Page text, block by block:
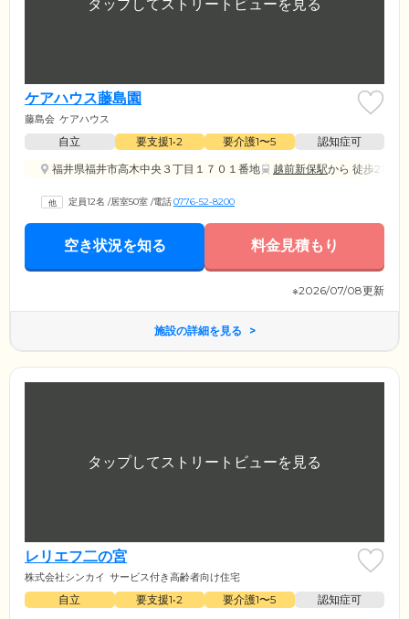
ケアハウス藤島園
藤島会 ケアハウス
自立 要支援1•2 要介護1〜5
認知症可
福井県福井市高木中央３丁目１７０１番地
越前新保駅から 徒歩21分
定員12名 /居室50室 /電話0776-52-8200
空き状況を知る 料金見積もり
※2026/07/08更新
施設の詳細を見る
レリエフ二の宮
株式会社シンカイ サービス付き高齢者向け住宅
自立 要支援1•2 要介護1〜5
認知症可